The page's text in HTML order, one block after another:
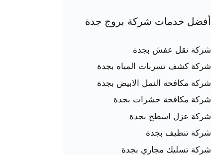
أفضل خدمات شركة بروج جدة
شركة نقل عفش بجدة
شركة كشف تسربات المياه بجدة
شركة مكافحة النمل الابيض بجدة
شركة مكافحة حشرات بجدة
شركة عزل اسطح بجدة
شركة تنظيف بجدة
شركة تسليك مجاري بجدة